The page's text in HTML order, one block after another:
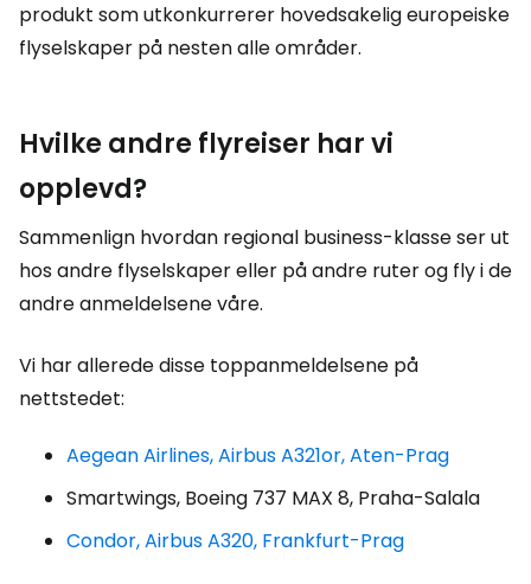
produkt som utkonkurrerer hovedsakelig europeiske
flyselskaper på nesten alle områder.
Hvilke andre flyreiser har vi
opplevd?
Sammenlign hvordan regional business-klasse ser ut
hos andre flyselskaper eller på andre ruter og fly i de
andre anmeldelsene våre.
Vi har allerede disse toppanmeldelsene på
nettstedet:
Aegean Airlines, Airbus A321or, Aten-Prag
Smartwings, Boeing 737 MAX 8, Praha-Salala
Condor, Airbus A320, Frankfurt-Prag